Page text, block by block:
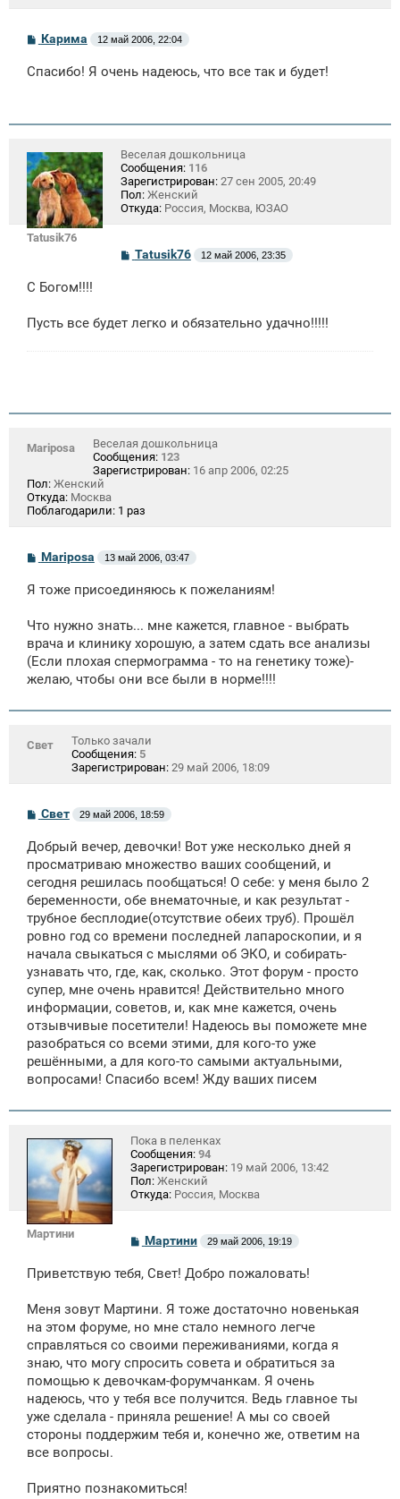
С
о
б
и
Карима 12 май 2006, 22:04
Спасибо! Я очень надеюсь, что все так и будет!
Tatusik76
Веселая дошкольница
Сообщения: 116
Зарегистрирован: 27 сен 2005, 20:49
Пол: Женский
Откуда: Россия, Москва, ЮЗАО
С
о
н
Tatusik76 12 май 2006, 23:35
С Богом!!!!
Пусть все будет легко и обязательно удачно!!!!!
Mariposa
Веселая дошкольница
Сообщения: 123
Зарегистрирован: 16 апр 2006, 02:25
Пол: Женский
Откуда: Москва
Поблагодарили: 1 раз
С
о
б
н
и
е
Mariposa 13 май 2006, 03:47
Я тоже присоединяюсь к пожеланиям!
Что нужно знать... мне кажется, главное - выбрать
врача и клинику хорошую, а затем сдать все анализы
(Если плохая спермограмма - то на генетику тоже)-
желаю, чтобы они все были в норме!!!!
Свет
Только зачали
Сообщения: 5
Зарегистрирован: 29 май 2006, 18:09
С
о
б
щ
е
н
и
е
Свет 29 май 2006, 18:59
Добрый вечер, девочки! Вот уже несколько дней я
просматриваю множество ваших сообщений, и
сегодня решилась пообщаться! О себе: у меня было 2
беременности, обе внематочные, и как результат -
трубное бесплодие(отсутствие обеих труб). Прошёл
ровно год со времени последней лапароскопии, и я
начала свыкаться с мыслями об ЭКО, и собирать-
узнавать что, где, как, сколько. Этот форум - просто
супер, мне очень нравится! Действительно много
информации, советов, и, как мне кажется, очень
отзывчивые посетители! Надеюсь вы поможете мне
разобраться со всеми этими, для кого-то уже
решёнными, а для кого-то самыми актуальными,
вопросами! Спасибо всем! Жду ваших писем
Мартини
Пока в пеленках
Сообщения: 94
Зарегистрирован: 19 май 2006, 13:42
Пол: Женский
Откуда: Россия, Москва
С
о
б
н
и
Мартини 29 май 2006, 19:19
Приветствую тебя, Свет! Добро пожаловать!
Меня зовут Мартини. Я тоже достаточно новенькая
на этом форуме, но мне стало немного легче
справляться со своими переживаниями, когда я
знаю, что могу спросить совета и обратиться за
помощью к девочкам-форумчанкам. Я очень
надеюсь, что у тебя все получится. Ведь главное ты
уже сделала - приняла решение! А мы со своей
стороны поддержим тебя и, конечно же, ответим на
все вопросы.
Приятно познакомиться!